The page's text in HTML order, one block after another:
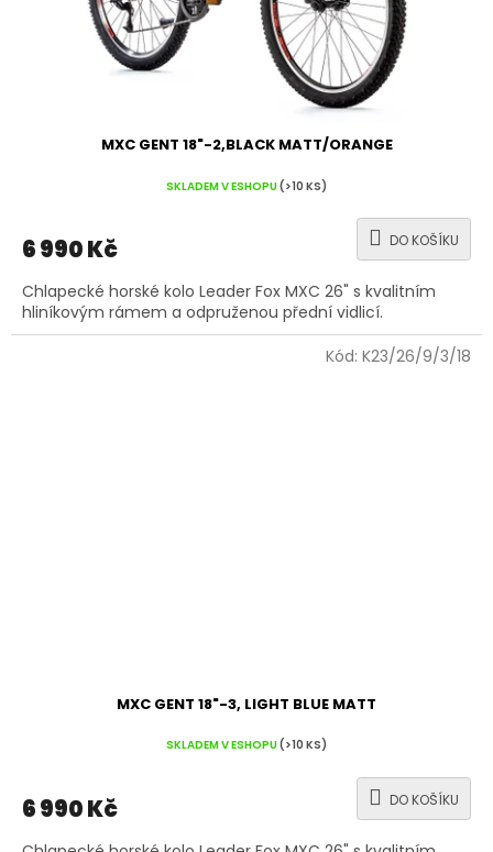
MXC GENT 18"-2,BLACK MATT/ORANGE
SKLADEM V ESHOPU(>10 KS)
6 990 Kč DO KOŠÍKU
Chlapecké horské kolo Leader Fox MXC 26" s kvalitním
hliníkovým rámem a odpruženou přední vidlicí.
MXC GENT 18"-3, LIGHT BLUE MATT
SKLADEM V ESHOPU(>10 KS)
6 990 Kč DO KOŠÍKU
Kód: K23/26/9/3/18